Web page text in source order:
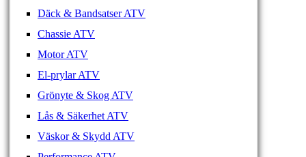
Däck & Bandsatser ATV
Chassie ATV
Motor ATV
El-prylar ATV
Grönyte & Skog ATV
Lås & Säkerhet ATV
Väskor & Skydd ATV